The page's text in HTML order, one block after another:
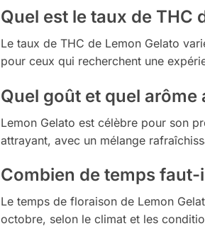
Quel est le taux de THC
Le taux de THC de Lemon Gelato
pour ceux qui recherchent une
Quel goût et quel arôme
Lemon Gelato est célèbre pour son
attrayant, avec un mélange
Combien de temps
Le temps de floraison de Lemon
octobre, selon le climat et les